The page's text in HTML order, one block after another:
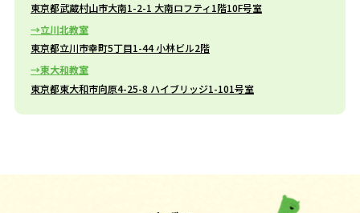
東京都武蔵村山市大南1-2-1 大南ロフティ1階10F号室
立川北教室
東京都立川市幸町5丁目1-44 小林ビル2階
東大和教室
東京都東大和市向原4-25-8 ハイブリッジ1-101号室